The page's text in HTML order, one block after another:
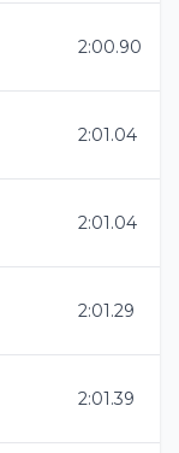
2:00.90
2:01.04
2:01.04
2:01.29
2:01.39